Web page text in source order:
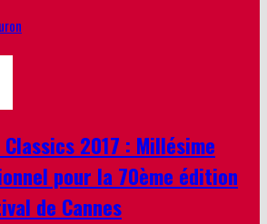
Classics 2017 : Millésime
pour la 70ème édition
de Cannes